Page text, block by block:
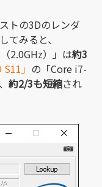
トの3Dのレンダ
てみると、
2.0GHz）」は約3
S11」 の「Core i7-
約2/3も短縮され